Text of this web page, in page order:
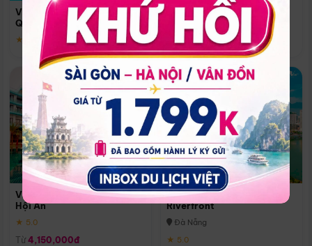
Vinpearl Resort & Spa Phu
Quoc
★ 5.0
Quoc
Phú Quốc
★ 5.0
Vinpearl Resort & Golf Nam
Hội An
★ 5.0
Từ 4,150,000đ
Melia Vinpearl Danang
Riverfront
Đà Nẵng
★ 5.0